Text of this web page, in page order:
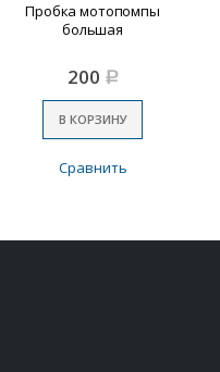
Пробка мотопомпы
большая
200 Р
В КОРЗИНУ
Сравнить